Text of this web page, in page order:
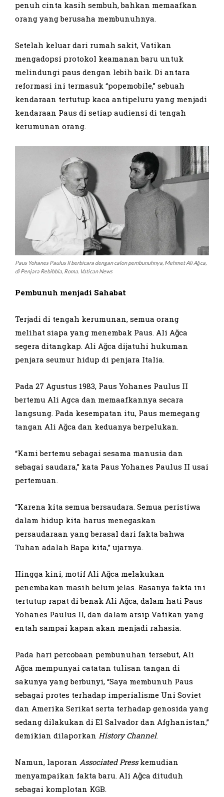
penuh cinta kasih sembuh, bahkan memaafkan
orang yang berusaha membunuhnya.
Setelah keluar dari rumah sakit, Vatikan
mengadopsi protokol keamanan baru untuk
melindungi paus dengan lebih baik. Di antara
reformasi ini termasuk “popemobile,” sebuah
kendaraan tertutup kaca antipeluru yang menjadi
kendaraan Paus di setiap audiensi di tengah
kerumunan orang.
Paus Yohanes Paulus II berbicara dengan calon pembunuhnya, Mehmet Ali Ağca,
di Penjara Rebibbia, Roma. Vatican News
Pembunuh menjadi Sahabat
Terjadi di tengah kerumunan, semua orang
melihat siapa yang menembak Paus. Ali Ağca
segera ditangkap. Ali Ağca dijatuhi hukuman
penjara seumur hidup di penjara Italia.
Pada 27 Agustus 1983, Paus Yohanes Paulus II
bertemu Ali Agca dan memaafkannya secara
langsung. Pada kesempatan itu, Paus memegang
tangan Ali Ağca dan keduanya berpelukan.
“Kami bertemu sebagai sesama manusia dan
sebagai saudara,” kata Paus Yohanes Paulus II usai
pertemuan.
“Karena kita semua bersaudara. Semua peristiwa
dalam hidup kita harus menegaskan
persaudaraan yang berasal dari fakta bahwa
Tuhan adalah Bapa kita,” ujarnya.
Hingga kini, motif Ali Ağca melakukan
penembakan masih belum jelas. Rasanya fakta ini
tertutup rapat di benak Ali Ağca, dalam hati Paus
Yohanes Paulus II, dan dalam arsip Vatikan yang
entah sampai kapan akan menjadi rahasia.
Pada hari percobaan pembunuhan tersebut, Ali
Ağca mempunyai catatan tulisan tangan di
sakunya yang berbunyi, “Saya membunuh Paus
sebagai protes terhadap imperialisme Uni Soviet
dan Amerika Serikat serta terhadap genosida yang
sedang dilakukan di El Salvador dan Afghanistan,”
demikian dilaporkan History Channel.
Namun, laporan Associated Presskemudian
menyampaikan fakta baru. Ali Ağca dituduh
sebagai komplotan KGB.